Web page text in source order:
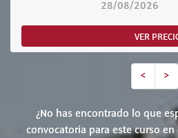
28/08/2026
VER
< >
¿No has encontrado lo que
convocatoria para este curso